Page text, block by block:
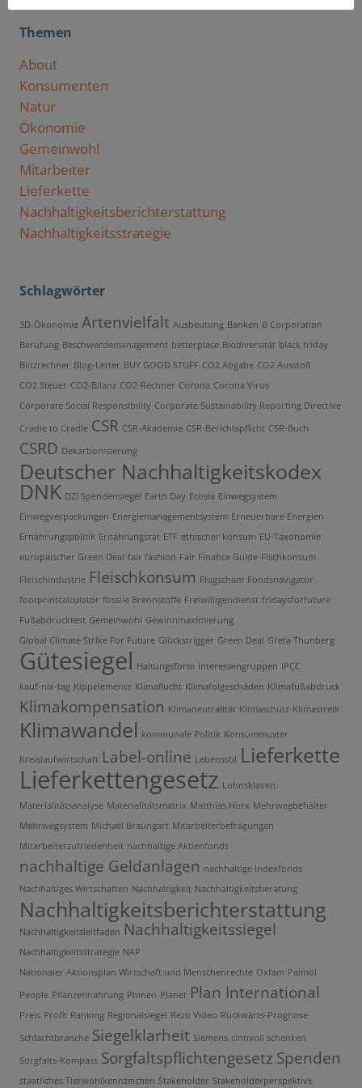
Themen
About
Konsumenten
Natur
Ökonomie
Gemeinwohl
Mitarbeiter
Lieferkette
Nachhaltigkeitsberichterstattung
Nachhaltigkeitsstrategie
Schlagwörter
3D-Ökonomie Artenvielfalt Ausbeutung Banken B Corporation
Berufung Beschwerdemanagement betterplace Biodiversität black friday
Blitzrechner Blog-Letter BUY GOOD STUFF CO2 Abgabe CO2 Ausstoß
CO2 Steuer CO2-Bilanz CO2-Rechner Corona Corona Virus
Corporate Social Responsibility Corporate Sustainability Reporting Directive
Cradle to Cradle CSR CSR-Akademie CSR-Berichtspflicht CSR-Buch
CSRD Dekarbonisierung
Deutscher Nachhaltigkeitskodex
DNK DZI Spendensiegel Earth Day Ecosia Einwegsystem
Einwegverpackungen Energiemanagementsystem Erneuerbare Energien
Ernährungspolitik Ernährungsrat ETF ethischer konsum EU-Taxonomie
europäischer Green Deal fair fashion Fair Finance Guide Fischkonsum
Fleischindustrie Fleischkonsum Flugscham Fondsnavigator
footprintcalculator fossile Brennstoffe Freiwilligendienst fridaysforfuture
Fußabdrucktest Gemeinwohl Gewinnmaximierung
Global Climate Strike For Future Glückstrigger Green Deal Greta Thunberg
Gütesiegel Haltungsform Interessengruppen IPCC
kauf-nix-tag Kippelemente Klimaflucht Klimafolgeschäden Klimafußabdruck
Klimakompensation Klimaneutralität Klimaschutz Klimastreik
Klimawandel kommunale Politik Konsummuster
Kreislaufwirtschaft Label-online Lebensstil Lieferkette
Lieferkettengesetz Lohnsklaven
Materialitätsanalyse Materialitätsmatrix Matthias Horx Mehrwegbehälter
Mehrwegsystem Michael Braungart Mitarbeiterbefragungen
Mitarbeiterzufriedenheit nachhaltige Aktienfonds
nachhaltige Geldanlagen nachhaltige Indexfonds
Nachhaltiges Wirtschaften Nachhaltigkeit Nachhaltigkeitsberatung
Nachhaltigkeitsberichterstattung
Nachhaltigkeitsleitfaden Nachhaltigkeitssiegel
Nachhaltigkeitsstrategie NAP
Nationaler Aktionsplan Wirtschaft und Menschenrechte Oxfam Palmöl
People Pflanzennahrung Phineo Planet Plan International
Preis Profit Ranking Regionalsiegel Rezo Video Rückwärts-Prognose
Schlachtbranche Siegelklarheit Siemens sinnvoll schenken
Sorgfalts-Kompass Sorgfaltspflichtengesetz Spenden
staatliches Tierwohlkennzeichen Stakeholder Stakeholderperspektive